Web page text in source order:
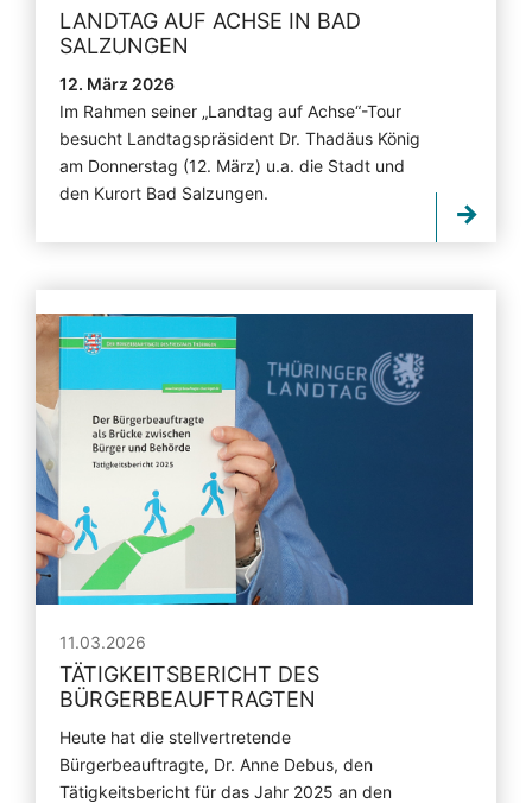
LANDTAG AUF ACHSE IN BAD
SALZUNGEN
12. März 2026
Im Rahmen seiner „Landtag auf Achse“-Tour
besucht Landtagspräsident Dr. Thadäus König
am Donnerstag (12. März) u.a. die Stadt und
den Kurort Bad Salzungen.
11.03.2026
TÄTIGKEITSBERICHT DES
BÜRGERBEAUFTRAGTEN
Heute hat die stellvertretende
Bürgerbeauftragte, Dr. Anne Debus, den
Tätigkeitsbericht für das Jahr 2025 an den